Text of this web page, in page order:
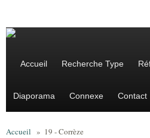
Accueil Recherche Type
Diaporama Connexe Contact
Accueil » 19 - Corrèze